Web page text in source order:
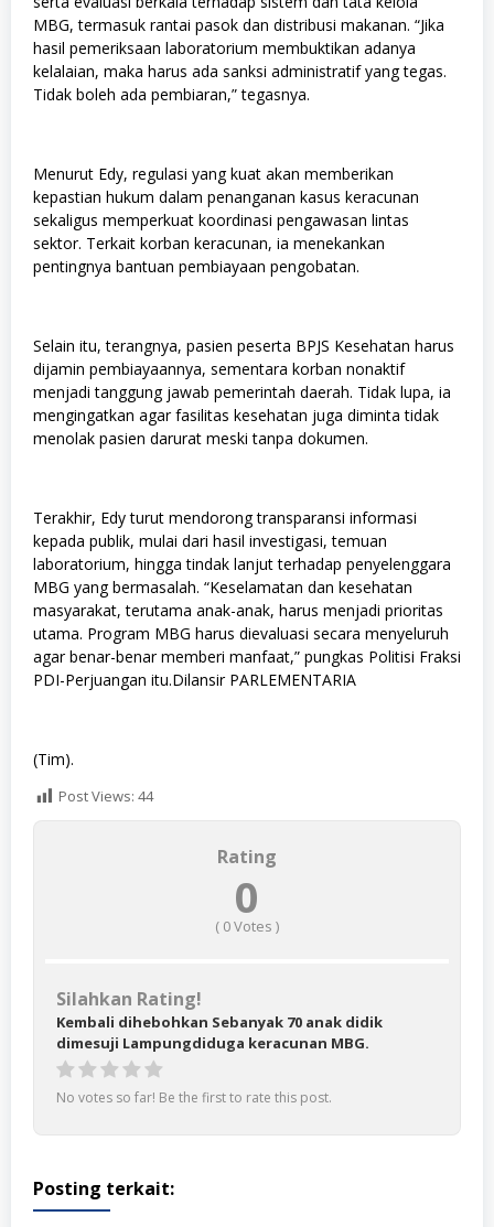
MBG, termasuk rantai pasok dan distribusi makanan. “Jika
hasil pemeriksaan laboratorium membuktikan adanya
kelalaian, maka harus ada sanksi administratif yang tegas.
Tidak boleh ada pembiaran,” tegasnya.
Menurut Edy, regulasi yang kuat akan memberikan
kepastian hukum dalam penanganan kasus keracunan
sekaligus memperkuat koordinasi pengawasan lintas
sektor. Terkait korban keracunan, ia menekankan
pentingnya bantuan pembiayaan pengobatan.
Selain itu, terangnya, pasien peserta BPJS Kesehatan harus
dijamin pembiayaannya, sementara korban nonaktif
menjadi tanggung jawab pemerintah daerah. Tidak lupa, ia
mengingatkan agar fasilitas kesehatan juga diminta tidak
menolak pasien darurat meski tanpa dokumen.
Terakhir, Edy turut mendorong transparansi informasi
kepada publik, mulai dari hasil investigasi, temuan
laboratorium, hingga tindak lanjut terhadap penyelenggara
MBG yang bermasalah. “Keselamatan dan kesehatan
masyarakat, terutama anak-anak, harus menjadi prioritas
utama. Program MBG harus dievaluasi secara menyeluruh
agar benar-benar memberi manfaat,” pungkas Politisi Fraksi
PDI-Perjuangan itu.Dilansir PARLEMENTARIA
(Tim).
Post Views: 44
Rating
0
( 0Votes )
Silahkan Rating!
Kembali dihebohkan Sebanyak 70 anak didik
dimesuji Lampungdiduga keracunan MBG.
No votes so far! Be the first to rate this post.
Posting terkait: